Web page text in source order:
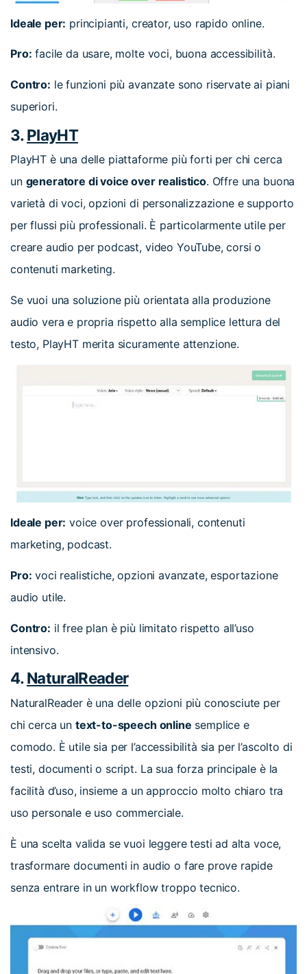
Ideale per: principianti, creator, uso rapido online.
Pro: facile da usare, molte voci, buona accessibilità.
Contro: le funzioni più avanzate sono riservate ai piani
superiori.
3.PlayHT
PlayHT è una delle piattaforme più forti per chi cerca
un generatore di voice over realistico. Offre una buona
varietà di voci, opzioni di personalizzazione e supporto
per flussi più professionali. È particolarmente utile per
creare audio per podcast, video YouTube, corsi o
contenuti marketing.
Se vuoi una soluzione più orientata alla produzione
audio vera e propria rispetto alla semplice lettura del
testo, PlayHT merita sicuramente attenzione.
Ideale per: voice over professionali, contenuti
marketing, podcast.
Pro: voci realistiche, opzioni avanzate, esportazione
audio utile.
Contro: il free plan è più limitato rispetto all’uso
intensivo.
4.NaturalReader
NaturalReader è una delle opzioni più conosciute per
chi cerca un text-to-speech online semplice e
comodo. È utile sia per l’accessibilità sia per l’ascolto di
testi, documenti o script. La sua forza principale è la
facilità d’uso, insieme a un approccio molto chiaro tra
uso personale e uso commerciale.
È una scelta valida se vuoi leggere testi ad alta voce,
trasformare documenti in audio o fare prove rapide
senza entrare in un workflow troppo tecnico.